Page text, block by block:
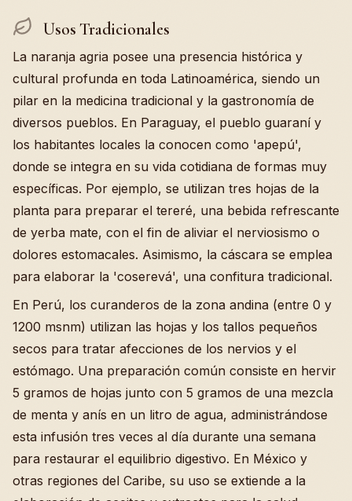
Usos Tradicionales
La naranja agria posee una presencia histórica y
cultural profunda en toda Latinoamérica, siendo un
pilar en la medicina tradicional y la gastronomía de
diversos pueblos. En Paraguay, el pueblo guaraní y
los habitantes locales la conocen como 'apepú',
donde se integra en su vida cotidiana de formas muy
específicas. Por ejemplo, se utilizan tres hojas de la
planta para preparar el tereré, una bebida refrescante
de yerba mate, con el fin de aliviar el nerviosismo o
dolores estomacales. Asimismo, la cáscara se emplea
para elaborar la 'coserevá', una confitura tradicional.
En Perú, los curanderos de la zona andina (entre 0 y
1200 msnm) utilizan las hojas y los tallos pequeños
secos para tratar afecciones de los nervios y el
estómago. Una preparación común consiste en hervir
5 gramos de hojas junto con 5 gramos de una mezcla
de menta y anís en un litro de agua, administrándose
esta infusión tres veces al día durante una semana
para restaurar el equilibrio digestivo. En México y
otras regiones del Caribe, su uso se extiende a la